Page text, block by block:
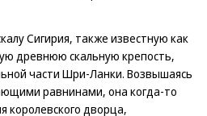
Сигирия, также известную как
древнюю скальную крепость,
части Шри-Ланки. Возвышаясь
равнинами, она когда-то
королевского дворца,